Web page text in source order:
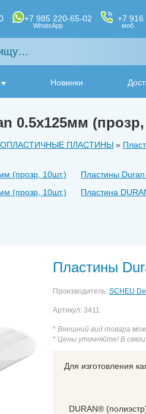
+7 985 220-65-02
WhatsApp
+7 916
моб.
Новинки
0.5х125мм
ПЛАСТИНЫ »
(прозр, 10шт.) Пластины
(прозр, 10шт.)
Пластина
Пластины
Производитель: SCHEU
Артикул: 3411
* Внешний вид товара
* Цены уточняйте! В
Для изготовления
DURAN®